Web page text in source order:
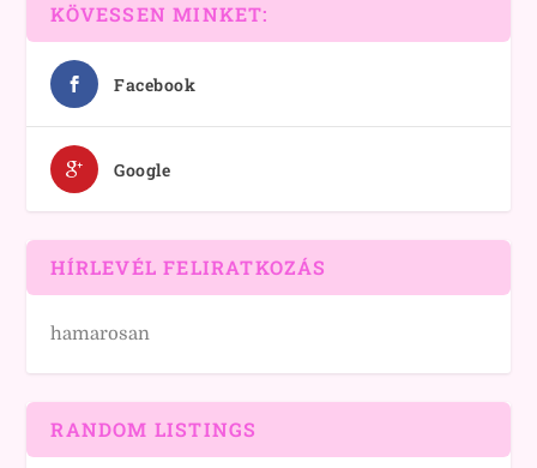
KÖVESSEN MINKET:
Facebook
Google
HÍRLEVÉL FELIRATKOZÁS
hamarosan
RANDOM LISTINGS